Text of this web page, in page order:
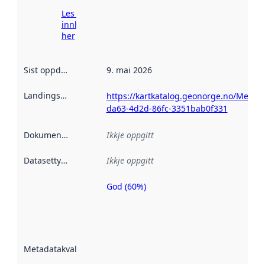
Les meir om
innhenting
her
Sist oppdatert 9. mai 2026
Landingsside
https://kartkatalog.geonorge.no/
da63-4d2d-86fc-3351bab0f331
Dokumentasjon Ikkje oppgitt
Datasettype Ikkje oppgitt
Metadatakvalitet
Metadatakvalitet
God (60%)